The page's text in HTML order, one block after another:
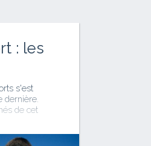
: les
s'est
dernière.
de cet